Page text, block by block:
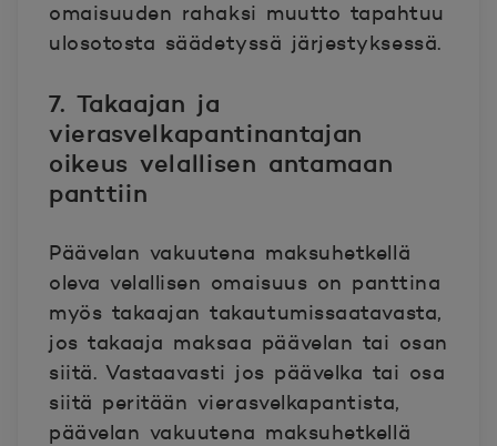
omaisuuden rahaksi muutto tapahtuu
ulosotosta säädetyssä järjestyksessä.
7. Takaajan ja
vierasvelkapantinantajan
oikeus velallisen antamaan
panttiin
Päävelan vakuutena maksuhetkellä
oleva velallisen omaisuus on panttina
myös takaajan takautumissaatavasta,
jos takaaja maksaa päävelan tai osan
siitä. Vastaavasti jos päävelka tai osa
siitä peritään vierasvelkapantista,
päävelan vakuutena maksuhetkellä